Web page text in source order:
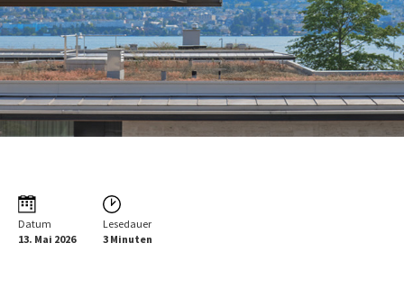
Datum
13. Mai 2026
Lesedauer
3 Minuten